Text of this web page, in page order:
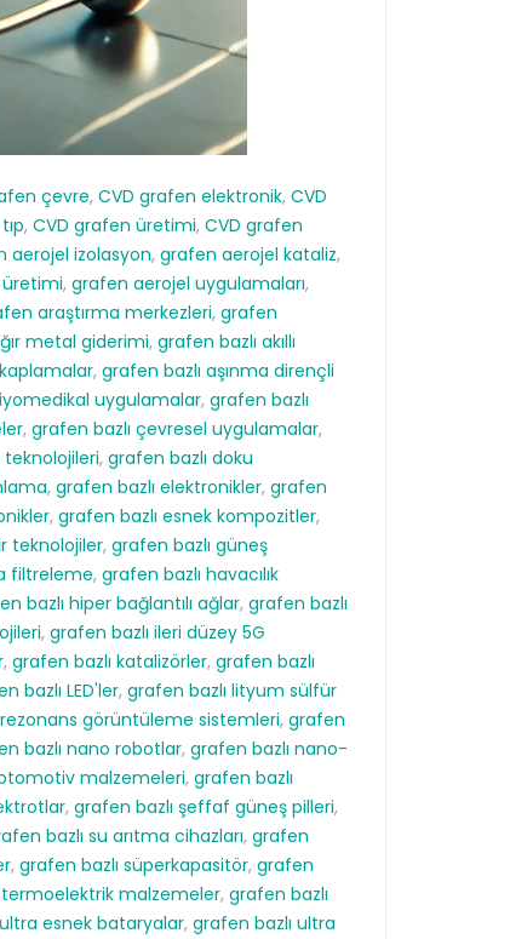
çevre, CVD grafen elektronik, CVD
, CVD grafen üretimi, CVD grafen
aerojel izolasyon, grafen aerojel kataliz,
, grafen aerojel uygulamaları,
araştırma merkezleri, grafen
metal giderimi, grafen bazlı akıllı
, grafen bazlı aşınma dirençli
uygulamalar, grafen bazlı
, grafen bazlı çevresel uygulamalar,
, grafen bazlı doku
, grafen bazlı elektronikler, grafen
, grafen bazlı esnek kompozitler,
teknolojiler, grafen bazlı güneş
filtreleme, grafen bazlı havacılık
bazlı hiper bağlantılı ağlar, grafen bazlı
, grafen bazlı ileri düzey 5G
, grafen bazlı katalizörler, grafen bazlı
bazlı LED'ler, grafen bazlı lityum sülfür
görüntüleme sistemleri, grafen
bazlı nano robotlar, grafen bazlı nano-
malzemeleri, grafen bazlı
, grafen bazlı şeffaf güneş pilleri,
bazlı su arıtma cihazları, grafen
, grafen bazlı süperkapasitör, grafen
termoelektrik malzemeler, grafen bazlı
esnek bataryalar, grafen bazlı ultra